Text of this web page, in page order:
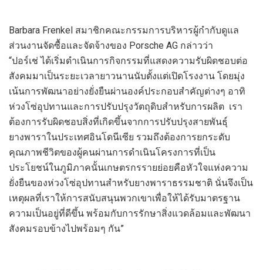
Barbara Frenkel สมาชิกคณะกรรมการบริหารผู้กำกับดูแล
ส่วนงานจัดซื้อและจัดจ้างของ Porsche AG กล่าวว่า
“ปอร์เช่ ได้เริ่มดำเนินการกิจกรรมที่แสดงความรับผิดชอบต่อ
สังคมมาเป็นระยะเวลายาวนานนับตั้งแต่เปิดโรงงาน โดยมุ่ง
เน้นการพัฒนาอย่างยั่งยืนผ่านองค์ประกอบสำคัญต่างๆ อาทิ
ห่วงโซ่อุปทานและการปรับปรุงวัตถุดิบสำหรับการผลิต เรา
ต้องการรับผิดชอบสิ่งที่เกิดขึ้นจากการปรับปรุงสายพันธุ์
ยางพาราในประเทศอินโดนีเซีย รวมถึงต้องการยกระดับ
คุณภาพชีวิตของผู้คนผ่านการดำเนินโครงการที่เป็น
ประโยชน์ในภูมิภาคนั้นเกษตรกรรายย่อยคือหัวใจแห่งความ
ยั่งยืนของห่วงโซ่อุปทานสำหรับยางพาราธรรมชาติ นั่นจึงเป็น
เหตุผลที่เราให้การสนับสนุนพวกเขาเพื่อให้ได้รับมาตรฐาน
ความเป็นอยู่ที่ดีขึ้น พร้อมกับการรักษาสิ่งแวดล้อมและพัฒนา
สังคมรอบข้างไปพร้อมๆ กัน”